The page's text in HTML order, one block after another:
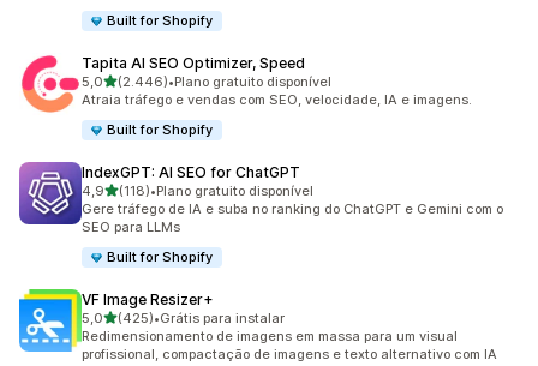
Built for Shopify
Tapita AI SEO Optimizer, Speed
5,0de 5 estrelas
(2.446)
2446 avaliações ao todo
•Plano gratuito disponível
Atraia tráfego e vendas com SEO, velocidade, IA e imagens.
Built for Shopify
IndexGPT: AI SEO for ChatGPT
4,9de 5 estrelas
(118)
118 avaliações ao todo
•Plano gratuito disponível
Gere tráfego de IA e suba no ranking do ChatGPT e Gemini com o
SEO para LLMs
Built for Shopify
VF Image Resizer+
5,0de 5 estrelas
(425)
425 avaliações ao todo
•Grátis para instalar
Redimensionamento de imagens em massa para um visual
profissional, compactação de imagens e texto alternativo com IA